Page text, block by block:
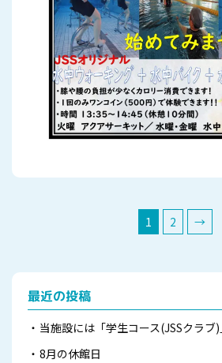
1 2 →
最近の投稿
当施設には「学生コース(JSSクラブ
8月の休館日